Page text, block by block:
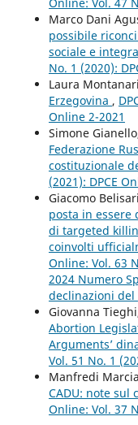
Marco Dani
possibile
sociale e
No. 1 (2020):
Laura
Erzegovina ,
Online 2-2021
Simone
Federazione
costituzionale
(2021): DPCE
Giacomo
posta in essere
di targeted
coinvolti
Online: Vol. 63
2024 Numero
declinazioni
Giovanna
Abortion
Arguments’
Vol. 51 No. 1
Manfredi
CADU: note sul
Online: Vol. 37